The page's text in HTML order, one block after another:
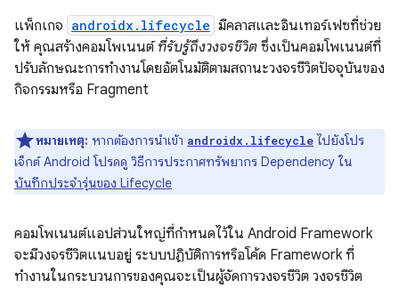
แพ็กเกจ androidx.lifecycle มีคลาสและอินเทอร์เฟซที่ช่วย
ให้ คุณสร้างคอมโพเนนต์ที่รับรู้ถึงวงจรชีวิต ซึ่งเป็นคอมโพเนนต์ที่
ปรับลักษณะการทำงานโดยอัตโนมัติตามสถานะวงจรชีวิตปัจจุบันของ
กิจกรรมหรือ Fragment
หมายเหตุ: หากต้องการนำเข้า androidx.lifecycle ไปยังโปร
เจ็กต์ Android โปรดดู วิธีการประกาศทรัพยากร Dependency ใน
บันทึกประจำรุ่นของ Lifecycle
คอมโพเนนต์แอปส่วนใหญ่ที่กำหนดไว้ใน Android Framework
จะมีวงจรชีวิตแนบอยู่ ระบบปฏิบัติการหรือโค้ด Framework ที่
ทำงานในกระบวนการของคุณจะเป็นผู้จัดการวงจรชีวิต วงจรชีวิต